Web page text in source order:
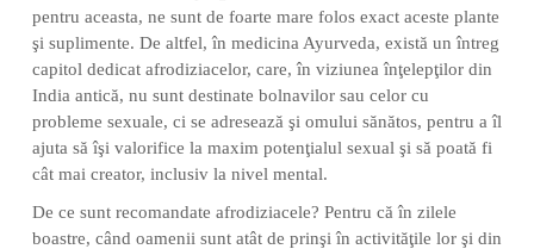
pentru aceasta, ne sunt de foarte mare folos exact aceste plante
şi suplimente. De altfel, în medicina Ayurveda, există un întreg
capitol dedicat afrodiziacelor, care, în viziunea înţelepţilor din
India antică, nu sunt destinate bolnavilor sau celor cu
probleme sexuale, ci se adresează şi omului sănătos, pentru a îl
ajuta să îşi valorifice la maxim potenţialul sexual şi să poată fi
cât mai creator, inclusiv la nivel mental.
De ce sunt recomandate afrodiziacele? Pentru că în zilele
boastre, când oamenii sunt atât de prinşi în activităţile lor şi din